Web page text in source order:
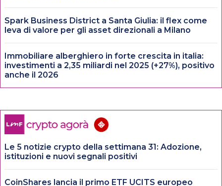
Spark Business District a Santa Giulia: il flex come
leva di valore per gli asset direzionali a Milano
Immobiliare alberghiero in forte crescita in italia:
investimenti a 2,35 miliardi nel 2025 (+27%), positivo
anche il 2026
Le 5 notizie crypto della settimana 31: Adozione,
istituzioni e nuovi segnali positivi
CoinShares lancia il primo ETF UCITS europeo